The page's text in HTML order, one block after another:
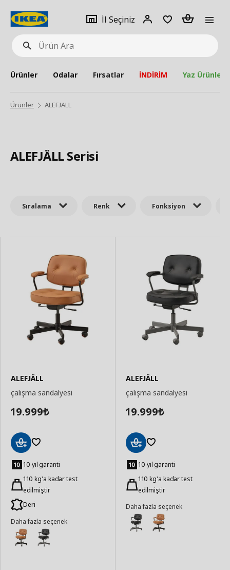
Ürün
Ara
İl Seçiniz
Giriş
Adet
Ürünler Odalar Fırsatlar İNDİRİM Yaz Ürünleri
Ürünler ALEFJALL
ALEFJÄLL Serisi
Sıralama Renk Fonksiyon
ALEFJÄLL
çalışma sandalyesi
19.999₺
Ekle 10 yıl garanti
110 kg'a kadar test
edilmiştir
Deri
Daha fazla seçenek
ALEFJÄLL
çalışma sandalyesi
19.999₺
Ekle 10 yıl garanti
110 kg'a kadar test
edilmiştir
Daha fazla seçenek